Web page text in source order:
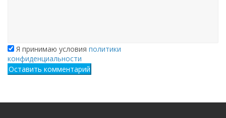
Я принимаю условия политики
конфиденциальности
Оставить комментарий